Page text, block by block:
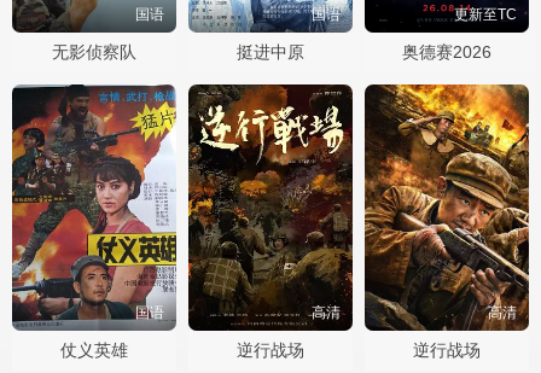
国语
无影侦察队
国语
挺进中原
更新至TC
奥德赛2026
国语
仗义英雄
高清
逆行战场
高清
逆行战场